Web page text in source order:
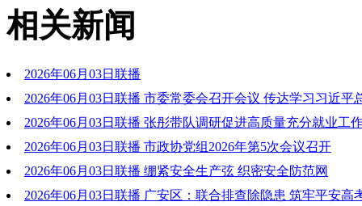
相关新闻
2026年06月03日联播
2026年06月03日联播 市委常委会召开会议 传达学习习近平
重要指示精神和中省有关会议文件精神 研究我市贯彻落实意见
2026年06月03日联播 张彤带队调研促进高质量充分就业工
持“三业”共育 强化精准服务 在高质量发展中培育更多就业增
2026年06月03日联播 市政协党组2026年第5次会议召开
2026年06月03日联播 绷紧安全生产弦 织密安全防范网
2026年06月03日联播 广安区：联合排查除隐患 筑牢平安高